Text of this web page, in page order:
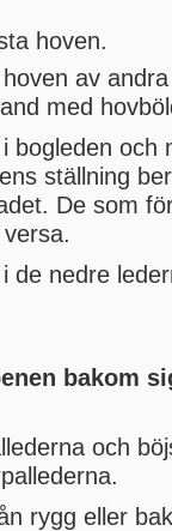
hoven.
av
med
bogleden och
ställning
De som
de nedre
bakom
och
rygg eller